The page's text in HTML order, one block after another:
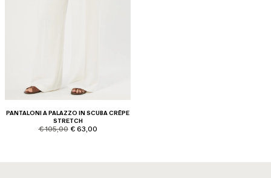
PANTALONI A PALAZZO IN SCUBA CRÊPE
STRETCH
product.price.original
€ 105,00 product.price.sale
€ 63,00